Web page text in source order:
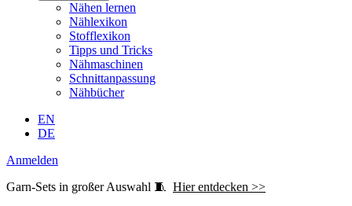
Nähen lernen
Nählexikon
Stofflexikon
Tipps und Tricks
Nähmaschinen
Schnittanpassung
Nähbücher
EN
DE
Anmelden
Garn-Sets in großer Auswahl 🧵 Hier entdecken >>